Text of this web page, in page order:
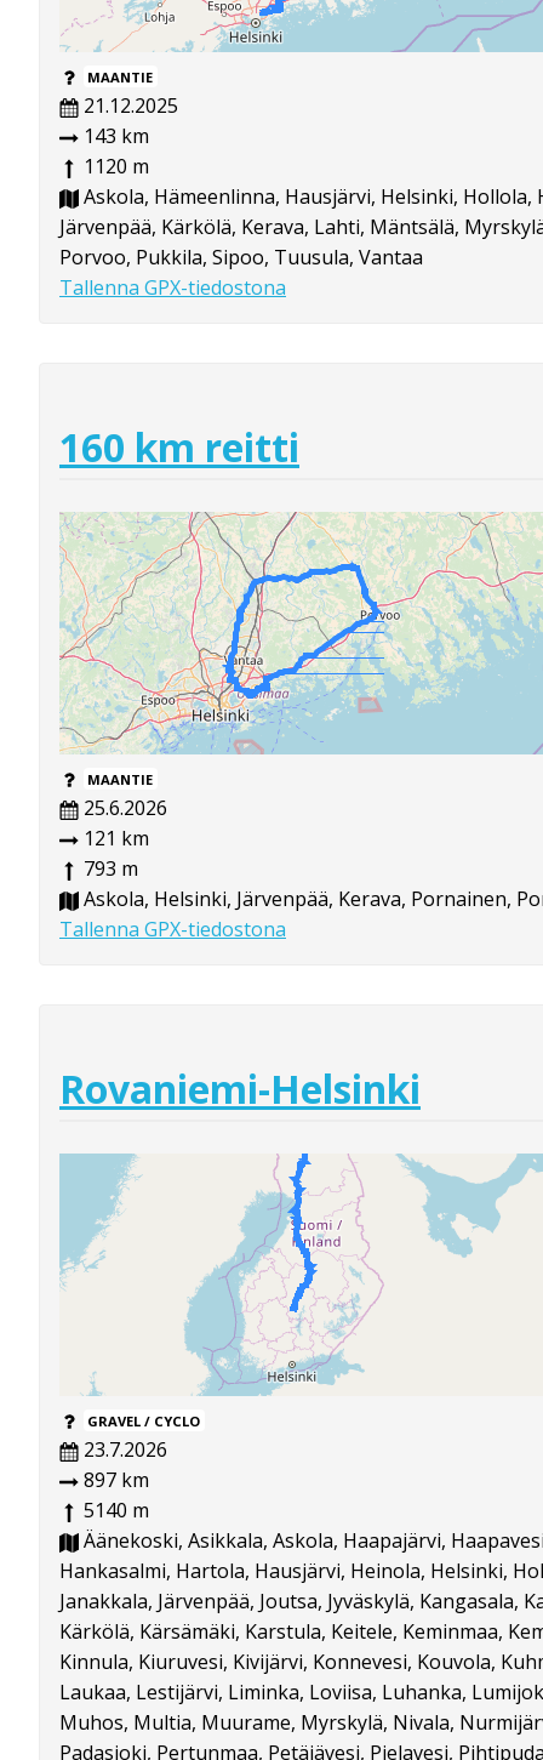
MAANTIE
21.12.2025
143 km
1120 m
Askola, Hämeenlinna, Hausjärvi, Helsinki, Hollola,
Järvenpää, Kärkölä, Kerava, Lahti, Mäntsälä,
Porvoo, Pukkila, Sipoo, Tuusula, Vantaa
Tallenna GPX-tiedostona
160 km reitti
MAANTIE
25.6.2026
121 km
793 m
Askola, Helsinki, Järvenpää, Kerava, Pornainen,
Tallenna GPX-tiedostona
Rovaniemi-Helsinki
GRAVEL / CYCLO
23.7.2026
897 km
5140 m
Äänekoski, Asikkala, Askola, Haapajärvi,
Hankasalmi, Hartola, Hausjärvi, Heinola, Helsinki,
Janakkala, Järvenpää, Joutsa, Jyväskylä, Kangasala,
Kärkölä, Kärsämäki, Karstula, Keitele, Keminmaa,
Kinnula, Kiuruvesi, Kivijärvi, Konnevesi, Kouvola,
Laukaa, Lestijärvi, Liminka, Loviisa, Luhanka,
Muhos, Multia, Muurame, Myrskylä, Nivala,
Padasjoki, Pertunmaa, Petäjävesi, Pielavesi,